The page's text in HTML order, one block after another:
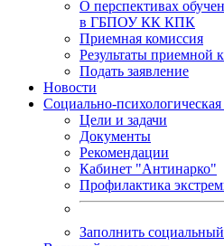
О перспективах
в ГБПОУ КК КПК
Приемная комиссия
Результаты приемной
Подать заявление
Новости
Социально-
Цели и задачи
Документы
Рекомендации
Кабинет "Антинарко"
Профилактика
Заполнить